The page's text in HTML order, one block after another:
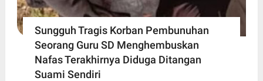
Sungguh Tragis Korban Pembunuhan
Seorang Guru SD Menghembuskan
Nafas Terakhirnya Diduga Ditangan
Suami Sendiri